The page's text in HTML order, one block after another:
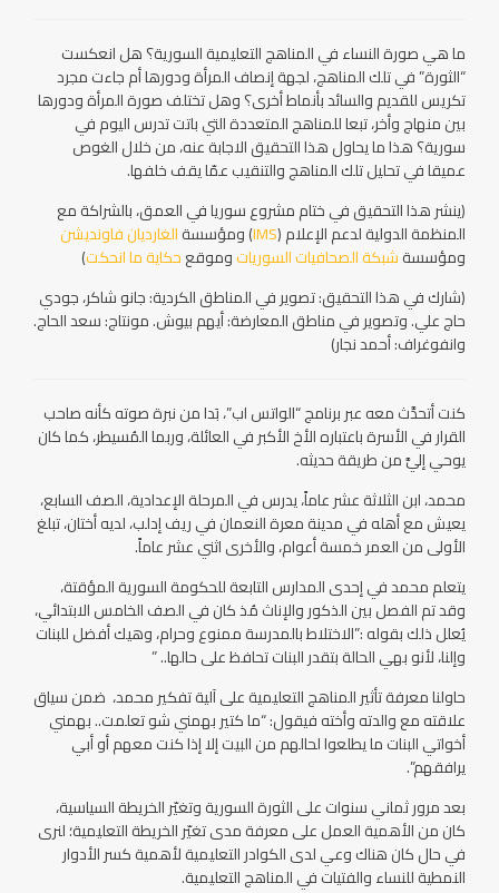
ما هي صورة النساء في المناهج التعليمية السورية؟ هل انعكست
“الثورة” في تلك المناهج، لجهة إنصاف المرأة ودورها أم جاءت مجرد
تكريس للقديم والسائد بأنماط أخرى؟ وهل تختلف صورة المرأة ودورها
بين منهاج وأخر، تبعا للمناهج المتعددة التي باتت تدرس اليوم في
سورية؟ هذا ما يحاول هذا التحقيق الاجابة عنه، من خلال الغوص
عميقا في تحليل تلك المناهج والتنقيب عمّا يقف خلفها.
(ينشر هذا التحقيق في ختام مشروع سوريا في العمق، بالشراكة مع
المنظمة الدولية لدعم الإعلام (IMS) ومؤسسةالغارديان فاونديشن
ومؤسسةشبكة الصحافيات السورياتوموقعحكاية ما انحكت)
(شارك في هذا التحقيق: تصوير في المناطق الكردية: جانو شاكر، جودي
حاج علي. وتصوير في مناطق المعارضة: أيهم بيوش. مونتاج: سعد الحاج.
وانفوغراف: أحمد نجار)
كنت أتحدَّث معه عبر برنامج “الواتس اب”، بَدا من نبرة صوته كأنه صاحب
القرار في الأسرة باعتباره الأخ الأكبر في العائلة، وربما المُسيطر، كما كان
يوحي إليَّ من طريقة حديثه.
محمد، ابن الثلاثة عشر عاماً، يدرس في المرحلة الإعدادية، الصف السابع،
يعيش مع أهله في مدينة معرة النعمان في ريف إدلب، لديه أختان، تبلغ
الأولى من العمر خمسة أعوام، والأخرى اثني عشر عاماً.
يتعلم محمد في إحدى المدارس التابعة للحكومة السورية المؤقتة،
وقد تم الفصل بين الذكور والإناث مُذ كان في الصف الخامس الابتدائي،
يُعلل ذلك بقوله :”الاختلاط بالمدرسة ممنوع وحرام، وهيك أفضل للبنات
وإلنا، لأنو بهي الحالة بتقدر البنات تحافظ على حالها.. ”
حاولنا معرفة تأثير المناهج التعليمية على آلية تفكير محمد، ضمن سياق
علاقته مع والدته وأخته فيقول: “ما كتير بهمني شو تعلمت.. بهمني
أخواتي البنات ما يطلعوا لحالهم من البيت إلا إذا كنت معهم أو أبي
يرافقهم”.
بعد مرور ثماني سنوات على الثورة السورية وتغيّر الخريطة السياسية،
كان من الأهمية العمل على معرفة مدى تغيّر الخريطة التعليمية؛ لنرى
في حال كان هناك وعي لدى الكوادر التعليمية لأهمية كسر الأدوار
النمطية للنساء والفتيات في المناهج التعليمية.